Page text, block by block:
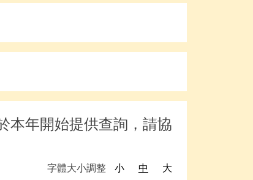
本年開始提供查詢，請協
字體大小調整 小 中
大